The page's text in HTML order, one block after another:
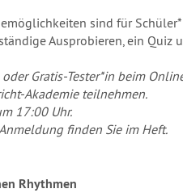
sind für
Ausprobieren, ein Quiz
Gratis-Tester*in beim
Akademie teilnehmen.
17:00 Uhr.
finden Sie im Heft.
Rhythmen